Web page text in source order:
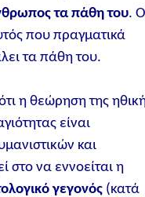
τα πάθη του.
που πραγματικά
τα πάθη του.
η θεώρηση της
είναι
και
στο να εννοείται η
γεγονός (κατά